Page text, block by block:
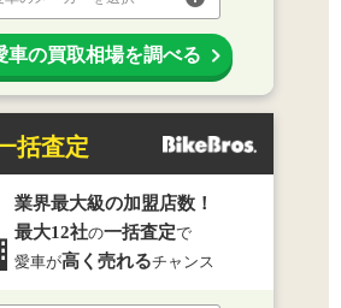
車の買取相場を調べる
括査定
業界最大級の加盟店数！
最大12社の一括査定で
愛車が高く売れるチャンス